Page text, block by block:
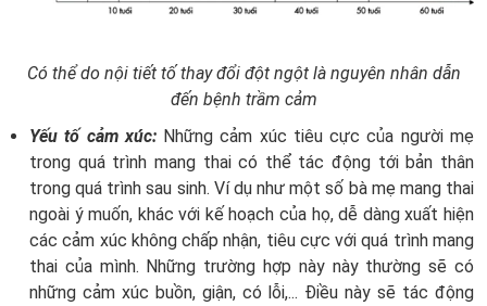
Có thể do nội tiết tố thay đổi đột ngột là nguyên nhân dẫn
đến bệnh trầm cảm
Yếu tố cảm xúc:Những cảm xúc tiêu cực của người mẹ
trong quá trình mang thai có thể tác động tới bản thân
trong quá trình sau sinh. Ví dụ như một số bà mẹ mang thai
ngoài ý muốn, khác với kế hoạch của họ, dễ dàng xuất hiện
các cảm xúc không chấp nhận, tiêu cực với quá trình mang
thai của mình. Những trường hợp này này thường sẽ có
những cảm xúc buồn, giận, có lỗi,... Điều này sẽ tác động